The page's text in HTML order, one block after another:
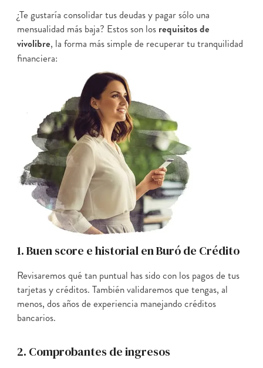
¿Te gustaría consolidar tus deudas y pagar sólo una
mensualidad más baja? Estos son los requisitos de
vivolibre, la forma más simple de recuperar tu tranquilidad
financiera:
1. Buen score e historial en Buró de Crédito
Revisaremos qué tan puntual has sido con los pagos de tus
tarjetas y créditos. También validaremos que tengas, al
menos, dos años de experiencia manejando créditos
bancarios.
2. Comprobantes de ingresos